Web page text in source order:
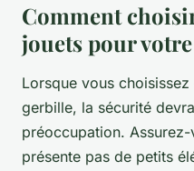
Comment
jouets pour
Lorsque vous
gerbille, la sécurité
préoccupation.
présente pas de petits